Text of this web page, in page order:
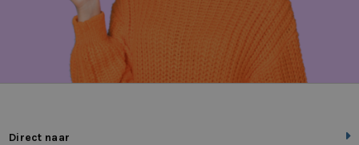
Direct naar